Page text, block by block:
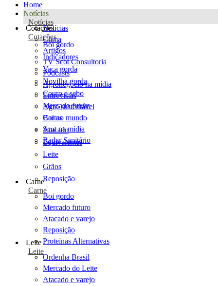
Home
Notícias
Notícias
Notícias
Clima
Artigos
TV Scot Consultoria
Podcasts
Agronegócio na mídia
Entrevistas
Agro sustentável
Cartas
Scot na mídia
Radar Sanitário
Cotações
Cotações
Boi gordo
Indicadores
Vaca gorda
Novilha gorda
Couro e sebo
Mercado futuro
Boi no mundo
Atacado
Equivalentes
Leite
Grãos
Reposição
Carne
Carne
Boi gordo
Mercado futuro
Atacado e varejo
Reposição
Proteínas Alternativas
Leite
Leite
Ordenha Brasil
Mercado do Leite
Atacado e varejo